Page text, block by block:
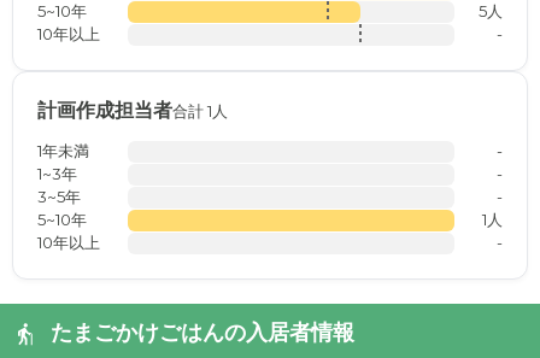
5~10年
5人
10年以上
-
計画作成担当者合計 1人
1年未満
-
1~3年
-
3~5年
-
5~10年
1人
10年以上
-
たまごかけごはんの入居者情報